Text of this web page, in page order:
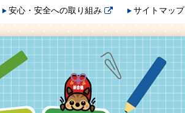
安心・安全への取り組み サイトマップ